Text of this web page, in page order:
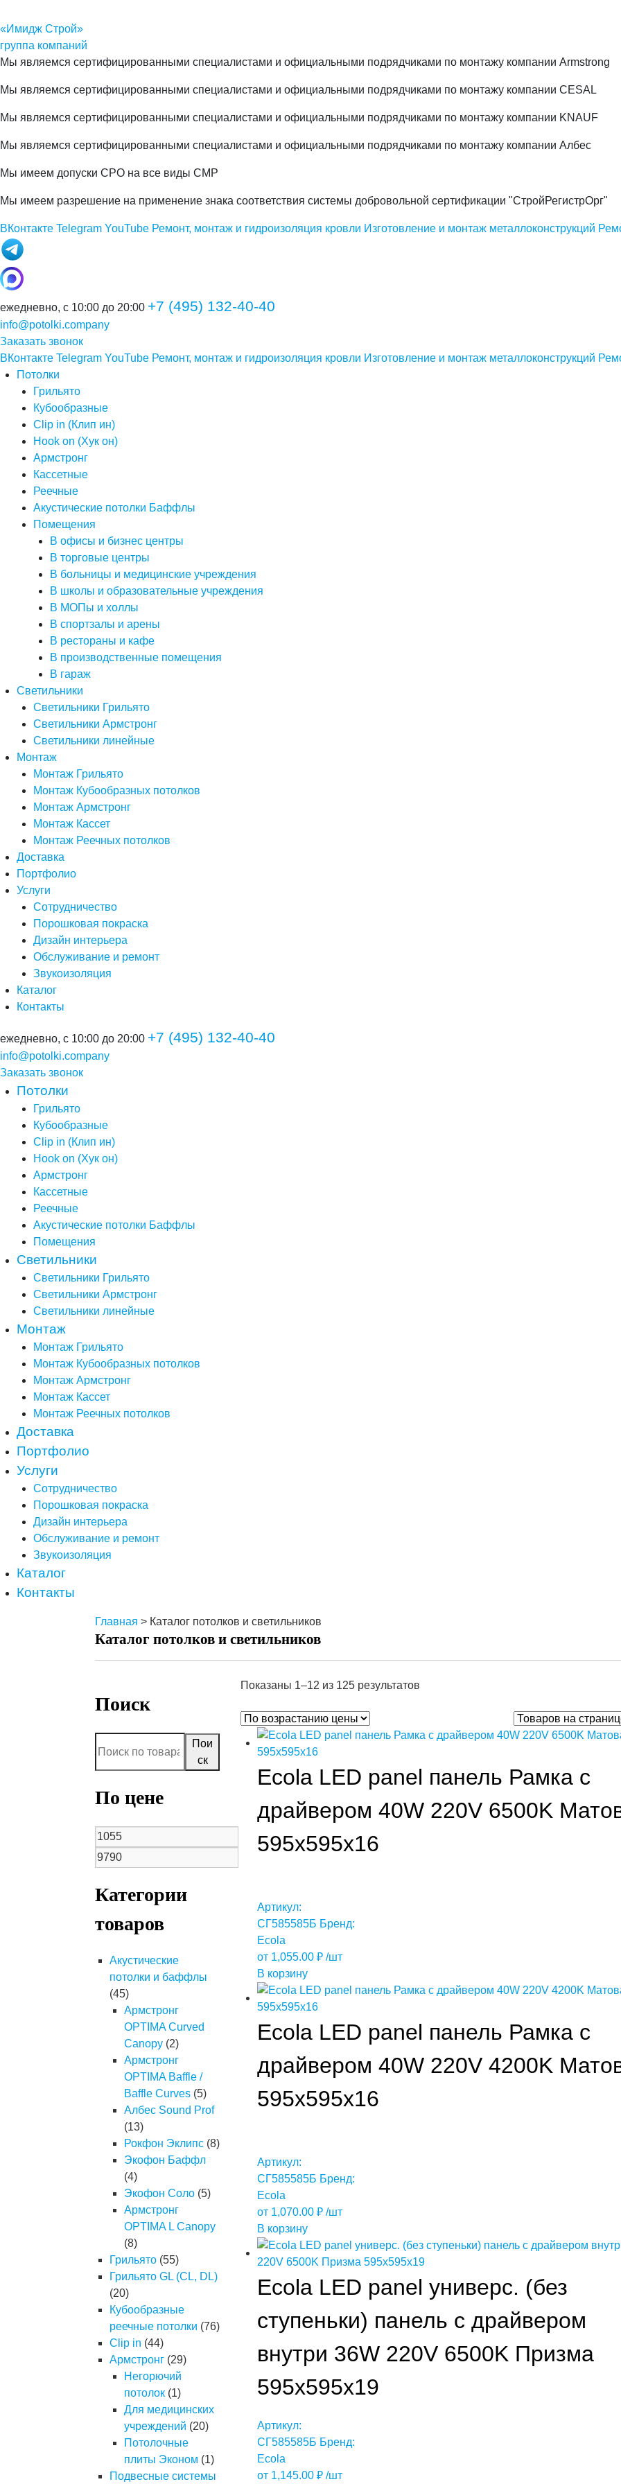
«Имидж Строй»
группа компаний
Мы являемся сертифицированными специалистами и официальными подрядчиками по монтажу компании Armstrong
Мы являемся сертифицированными специалистами и официальными подрядчиками по монтажу компании CESAL
Мы являемся сертифицированными специалистами и официальными подрядчиками по монтажу компании KNAUF
Мы являемся сертифицированными специалистами и официальными подрядчиками по монтажу компании Албес
Мы имеем допуски СРО на все виды СМР
Мы имеем разрешение на применение знака соответствия системы добровольной сертификации "СтройРегистрОрг"
ВКонтакте Telegram YouTube Ремонт, монтаж и гидроизоляция кровли Изготовление и монтаж металлоконструкций
ежедневно, с 10:00 до 20:00 +7 (495) 132-40-40
info@potolki.company
Заказать звонок
ВКонтакте Telegram YouTube Ремонт, монтаж и гидроизоляция кровли Изготовление и монтаж металлоконструкций
Потолки
Грильято
Кубообразные
Clip in (Клип ин)
Hook on (Хук он)
Армстронг
Кассетные
Реечные
Акустические потолки Баффлы
Помещения
В офисы и бизнес центры
В торговые центры
В больницы и медицинские учреждения
В школы и образовательные учреждения
В МОПы и холлы
В спортзалы и арены
В рестораны и кафе
В производственные помещения
В гараж
Светильники
Светильники Грильято
Светильники Армстронг
Светильники линейные
Монтаж
Монтаж Грильято
Монтаж Кубообразных потолков
Монтаж Армстронг
Монтаж Кассет
Монтаж Реечных потолков
Доставка
Портфолио
Услуги
Сотрудничество
Порошковая покраска
Дизайн интерьера
Обслуживание и ремонт
Звукоизоляция
Каталог
Контакты
ежедневно, с 10:00 до 20:00 +7 (495) 132-40-40
info@potolki.company
Заказать звонок
Потолки
Грильято
Кубообразные
Clip in (Клип ин)
Hook on (Хук он)
Армстронг
Кассетные
Реечные
Акустические потолки Баффлы
Помещения
Светильники
Светильники Грильято
Светильники Армстронг
Светильники линейные
Монтаж
Монтаж Грильято
Монтаж Кубообразных потолков
Монтаж Армстронг
Монтаж Кассет
Монтаж Реечных потолков
Доставка
Портфолио
Услуги
Сотрудничество
Порошковая покраска
Дизайн интерьера
Обслуживание и ремонт
Звукоизоляция
Каталог
Контакты
Главная > Каталог потолков и светильников
Каталог потолков и светильников
Поиск
Пои
ск
По цене
Категории
товаров
Акустические
потолки и баффлы
(45)
Армстронг
OPTIMA Curved
Canopy (2)
Армстронг
OPTIMA Baffle /
Baffle Curves (5)
Албес Sound Prof
(13)
Рокфон Эклипс (8)
Экофон Баффл
(4)
Экофон Соло (5)
Армстронг
OPTIMA L Canopy
(8)
Грильято (55)
Грильято GL (CL, DL)
(20)
Кубообразные
реечные потолки (76)
Clip in (44)
Армстронг (29)
Негорючий
потолок (1)
Для медицинских
учреждений (20)
Потолочные
плиты Эконом (1)
Подвесные системы
Показаны 1–12 из 125 результатов
Ecola LED panel панель Рамка с
драйвером 40W 220V 6500K
595x595x16
Артикул:
СГ585585Б Бренд:
Ecola
от 1,055.00 ₽ /шт
В корзину
Ecola LED panel панель Рамка с
драйвером 40W 220V 4200K
595x595x16
Артикул:
СГ585585Б Бренд:
Ecola
от 1,070.00 ₽ /шт
В корзину
Ecola LED panel универс. (без
ступеньки) панель с драйвером
внутри 36W 220V 6500K Призма
595x595x19
Артикул:
СГ585585Б Бренд:
Ecola
от 1,145.00 ₽ /шт